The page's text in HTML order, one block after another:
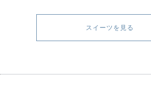
スイーツを見る